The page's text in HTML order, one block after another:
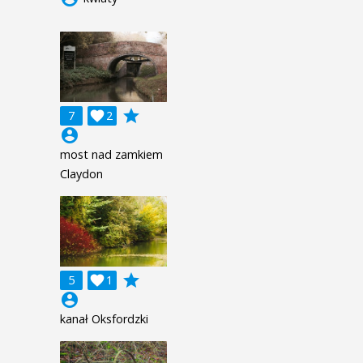
7 2

grade
account_circle
most nad zamkiem
Claydon
5 1

grade
account_circle
kanał Oksfordzki